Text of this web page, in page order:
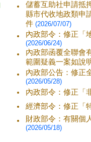
儲蓄互助社申請抵
縣市代收地政類申
件(2026/07/07)
內政部令：修正「
(2026/06/24)
內政部函覆全聯會
範圍疑義一案如說
內政部公告：修正
(2026/05/28)
內政部令：修正「
經濟部令：修正「
財政部令：有關個
(2026/05/18)